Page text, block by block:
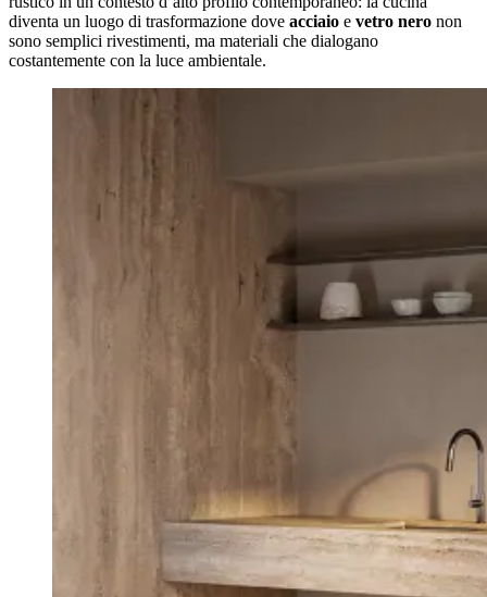
diventa un luogo di trasformazione dove acciaio e vetro nero non
sono semplici rivestimenti, ma materiali che dialogano
costantemente con la luce ambientale.